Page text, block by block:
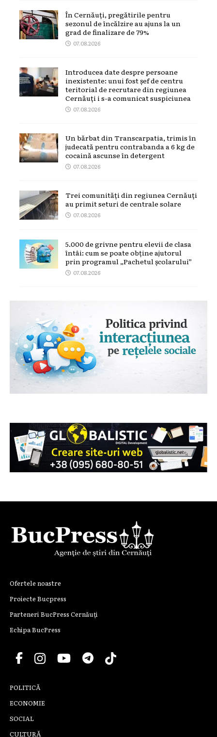
În Cernăuți, pregătirile pentru
sezonul de încălzire au ajuns la un
grad de finalizare de 79%
07.08.2026
Introducea date despre persoane
inexistente: unui fost șef de centru
teritorial de recrutare din regiunea
Cernăuți i s-a comunicat suspiciunea
07.08.2026
Un bărbat din Transcarpatia, trimis în
judecată pentru contrabanda a 6 kg de
cocaină ascunse în detergent
07.08.2026
Trei comunități din regiunea Cernăuți
au primit seturi de centrale solare
07.08.2026
5.000 de grivne pentru elevii de clasa
întâi: cum se poate obține ajutorul
prin programul „Pachetul școlarului”
07.08.2026
Ofertele noastre
Proiecte Bucpress
Parteneri BucPress Cernăuți
Echipa BucPress
POLITICĂ
ECONOMIE
SOCIAL
CULTURĂ